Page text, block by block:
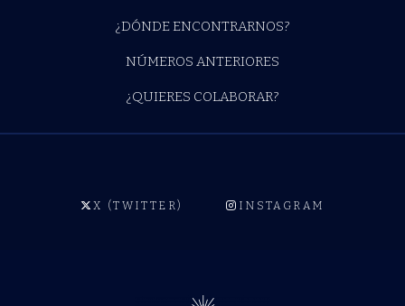
¿DÓNDE ENCONTRARNOS?
NÚMEROS ANTERIORES
¿QUIERES COLABORAR?
X (TWITTER) INSTAGRAM